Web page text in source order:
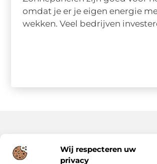
Wij respecteren uw
privacy
omdat je er je eigen energie
wekken. Veel bedrijven
Onze informatie